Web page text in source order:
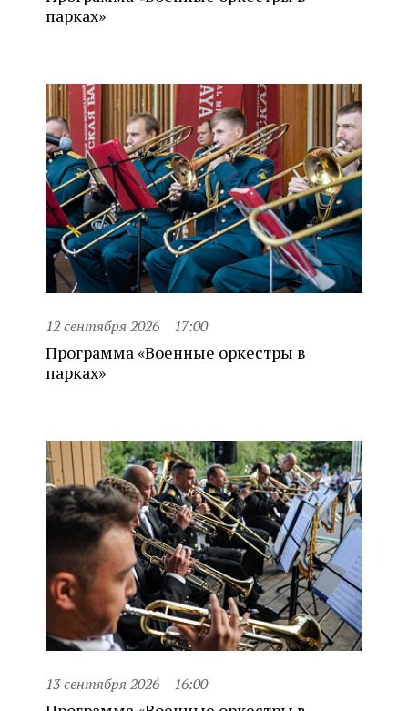
парках»
12 сентября 2026 17:00
Программа «Военные оркестры в
парках»
13 сентября 2026 16:00